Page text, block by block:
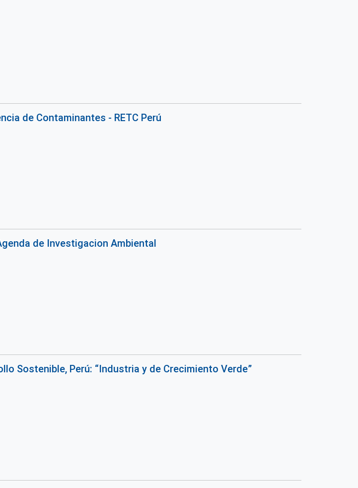
de Contaminantes - RETC Perú
de Investigacion Ambiental
Sostenible, Perú: “Industria y de Crecimiento Verde”